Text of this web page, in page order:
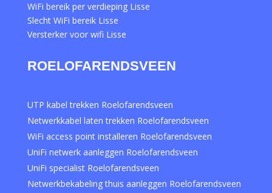
WiFi bereik per verdieping Lisse
Slecht WiFi bereik Lisse
Versterker voor wifi Lisse
ROELOFARENDSVEEN
UTP kabel trekken Roelofarendsveen
Netwerkkabel laten trekken Roelofarendsveen
WiFi access point installeren Roelofarendsveen
UniFi netwerk aanleggen Roelofarendsveen
UniFi specialist Roelofarendsveen
Netwerkbekabeling thuis aanleggen Roelofarendsveen